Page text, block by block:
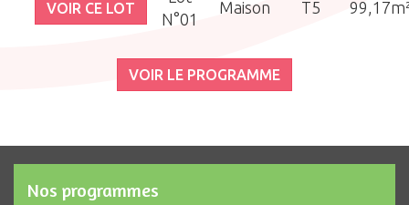
VOIR CE LOT
N°01
Maison T5
VOIR LE PROGRAMME
Nos programmes